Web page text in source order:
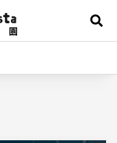
展